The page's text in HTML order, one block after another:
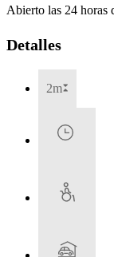
Abierto las 24 horas
Detalles
2m